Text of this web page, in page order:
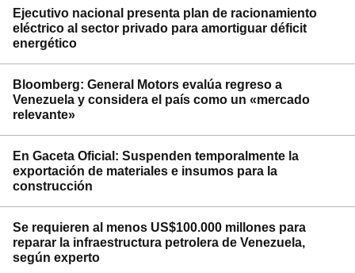
Ejecutivo nacional presenta plan de racionamiento
eléctrico al sector privado para amortiguar déficit
energético
Bloomberg: General Motors evalúa regreso a
Venezuela y considera el país como un «mercado
relevante»
En Gaceta Oficial: Suspenden temporalmente la
exportación de materiales e insumos para la
construcción
Se requieren al menos US$100.000 millones para
reparar la infraestructura petrolera de Venezuela,
según experto